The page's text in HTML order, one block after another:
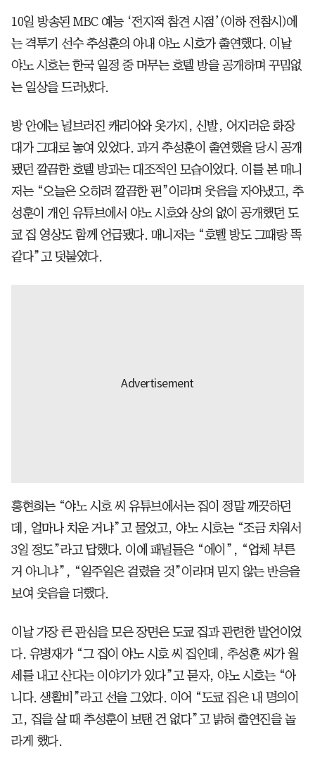
10일 방송된 MBC 예능 ‘전지적 참견 시점’(이하 전참시)에
는 격투기 선수 추성훈의 아내 야노 시호가 출연했다. 이날
야노 시호는 한국 일정 중 머무는 호텔 방을 공개하며 꾸밈없
는 일상을 드러냈다.
방 안에는 널브러진 캐리어와 옷가지, 신발, 어지러운 화장
대가 그대로 놓여 있었다. 과거 추성훈이 출연했을 당시 공개
됐던 깔끔한 호텔 방과는 대조적인 모습이었다. 이를 본 매니
저는 “오늘은 오히려 깔끔한 편”이라며 웃음을 자아냈고, 추
성훈이 개인 유튜브에서 야노 시호와 상의 없이 공개했던 도
쿄 집 영상도 함께 언급됐다. 매니저는 “호텔 방도 그때랑 똑
같다”고 덧붙였다.
홍현희는 “야노 시호 씨 유튜브에서는 집이 정말 깨끗하던
데, 얼마나 치운 거냐”고 물었고, 야노 시호는 “조금 치워서
3일 정도”라고 답했다. 이에 패널들은 “에이”, “업체 부른
거 아니냐”, “일주일은 걸렸을 것”이라며 믿지 않는 반응을
보여 웃음을 더했다.
이날 가장 큰 관심을 모은 장면은 도쿄 집과 관련한 발언이었
다. 유병재가 “그 집이 야노 시호 씨 집인데, 추성훈 씨가 월
세를 내고 산다는 이야기가 있다”고 묻자, 야노 시호는 “아
니다. 생활비”라고 선을 그었다. 이어 “도쿄 집은 내 명의이
고, 집을 살 때 추성훈이 보탠 건 없다”고 밝혀 출연진을 놀
라게 했다.